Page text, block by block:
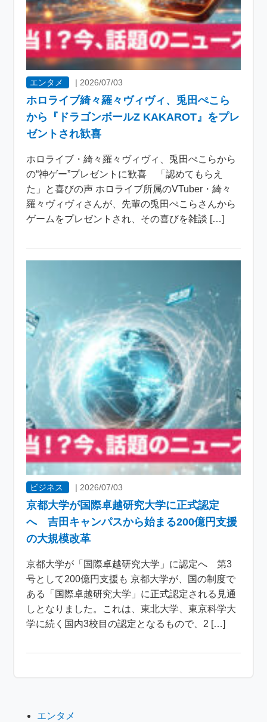
エンタメ | 2026/07/03
ホロライブ綺々羅々ヴィヴィ、兎田ぺこら
から『ドラゴンボールZ KAKAROT』をプレ
ゼントされ歓喜
ホロライブ・綺々羅々ヴィヴィ、兎田ぺこらから
の“神ゲー”プレゼントに歓喜 「認めてもらえ
た」と喜びの声 ホロライブ所属のVTuber・綺々
羅々ヴィヴィさんが、先輩の兎田ぺこらさんから
ゲームをプレゼントされ、その喜びを雑談 […]
ビジネス | 2026/07/03
京都大学が国際卓越研究大学に正式認定
へ 吉田キャンパスから始まる200億円支援
の大規模改革
京都大学が「国際卓越研究大学」に認定へ 第3
号として200億円支援も 京都大学が、国の制度で
ある「国際卓越研究大学」に正式認定される見通
しとなりました。これは、東北大学、東京科学大
学に続く国内3校目の認定となるもので、2 […]
エンタメ